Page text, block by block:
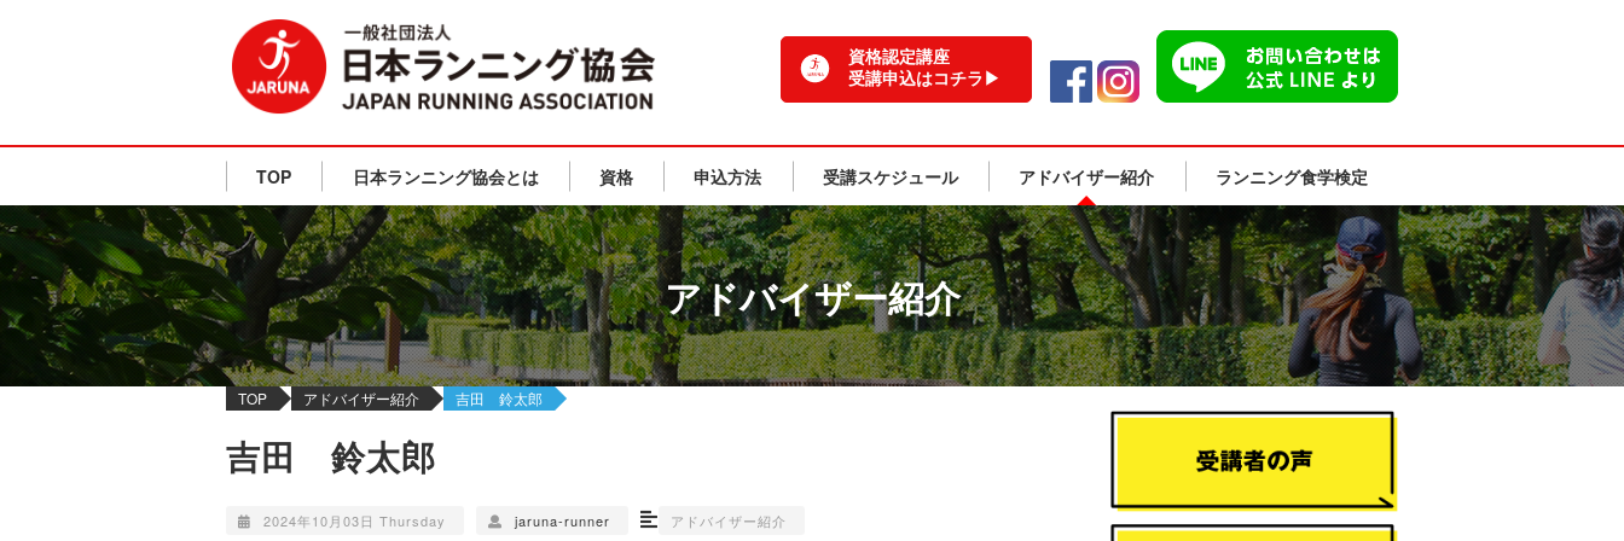
資格認定講座
受講申込はコチラ▶
TOP 日本ランニング協会とは 資格 申込方法 受講スケジュール アドバイザー紹介 ランニング食学検定
アドバイザー紹介
TOP アドバイザー紹介 吉田 鈴太郎
吉田 鈴太郎
2024年10月03日 Thursday jaruna-runner アドバイザー紹介